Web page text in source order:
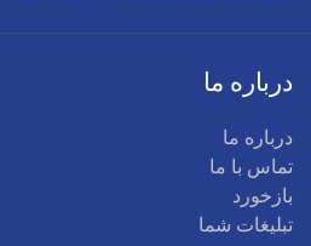
درباره ما
درباره ما
تماس با ما
بازخورد
تبلیغات شما